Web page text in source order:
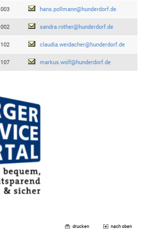
003 hans.pollmann@hunderdorf.de
002 sandra.rother@hunderdorf.de
102 claudia.weidacher@hunderdorf.de
107 markus.wolf@hunderdorf.de
drucken nach oben